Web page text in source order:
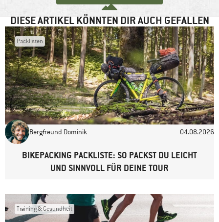
Name*
E-Mail-Adresse*
Website
DIESE ARTIKEL KÖNNTEN DIR AUCH GEFALLEN
Packlisten
Bergfreund Dominik 04.08.2026
BIKEPACKING PACKLISTE: SO PACKST DU LEICHT
UND SINNVOLL FÜR DEINE TOUR
Training & Gesundheit